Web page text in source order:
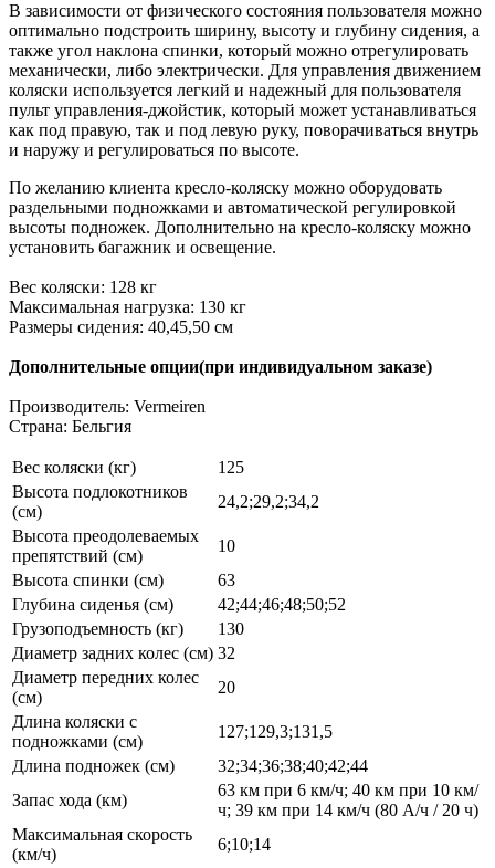
В зависимости от физического состояния пользователя можно
оптимально подстроить ширину, высоту и глубину сидения, а
также угол наклона спинки, который можно отрегулировать
механически, либо электрически. Для управления движением
коляски используется легкий и надежный для пользователя
пульт управления-джойстик, который может устанавливаться
как под правую, так и под левую руку, поворачиваться внутрь
и наружу и регулироваться по высоте.
По желанию клиента кресло-коляску можно оборудовать
раздельными подножками и автоматической регулировкой
высоты подножек. Дополнительно на кресло-коляску можно
установить багажник и освещение.
Вес коляски: 128 кг
Максимальная нагрузка: 130 кг
Размеры сидения: 40,45,50 см
Дополнительные опции(при индивидуальном заказе)
Производитель: Vermeiren
Страна: Бельгия
Вес коляски (кг)
125
Высота подлокотников
(см)
24,2;29,2;34,2
Высота преодолеваемых
препятствий (см)
10
Высота спинки (см)
63
Глубина сиденья (см)
42;44;46;48;50;52
Грузоподъемность (кг)
130
Диаметр задних колес (см) 32
Диаметр передних колес
(см)
20
Длина коляски с
подножками (см)
127;129,3;131,5
Длина подножек (см)
32;34;36;38;40;42;44
Запас хода (км)
63 км при 6 км/ч; 40 км при 10 км/
ч; 39 км при 14 км/ч (80 А/ч / 20 ч)
Максимальная скорость
(км/ч)
6;10;14